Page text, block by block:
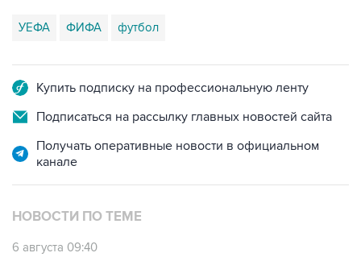
УЕФА ФИФА футбол
Купить подписку на профессиональную ленту
Подписаться на рассылку главных новостей сайта
Получать оперативные новости в официальном
канале
НОВОСТИ ПО ТЕМЕ
6 августа 09:40